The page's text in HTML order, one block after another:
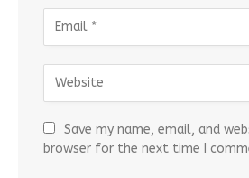
Save my name, email, and
browser for the next time I